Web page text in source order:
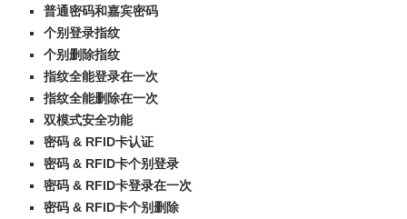
普通密码和嘉宾密码
个别登录指纹
个别删除指纹
指纹全能登录在一次
指纹全能删除在一次
双模式安全功能
密码 & RFID卡认证
密码 & RFID卡个别登录
密码 & RFID卡登录在一次
密码 & RFID卡个别删除